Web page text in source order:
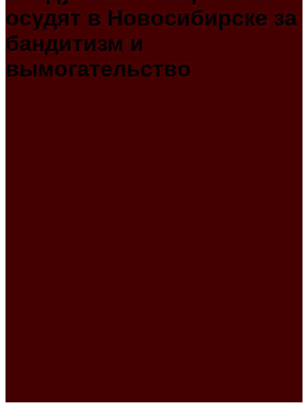
осудят в Новосибирске за
бандитизм и
вымогательство